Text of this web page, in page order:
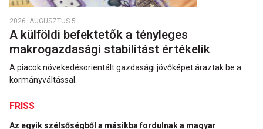
2026. AUGUSZTUS 5.
A külföldi befektetők a tényleges
makrogazdasági stabilitást értékelik
A piacok növekedésorientált gazdasági jövőképet áraztak be a
kormányváltással.
FRISS
Az egyik szélsőségből a másikba fordulnak a magyar